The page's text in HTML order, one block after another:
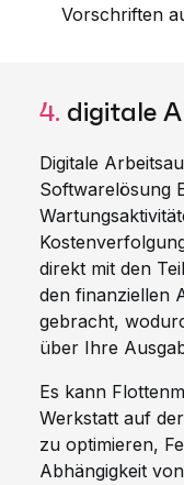
Vorschriften
4. digitale
Digitale
Softwarelösung
direkt mit den
den finanziellen
gebracht,
über Ihre
Es kann
Werkstatt auf
zu optimieren,
Abhängigkeit